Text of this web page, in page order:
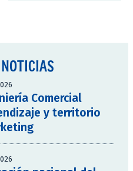
Comercial
y territorio